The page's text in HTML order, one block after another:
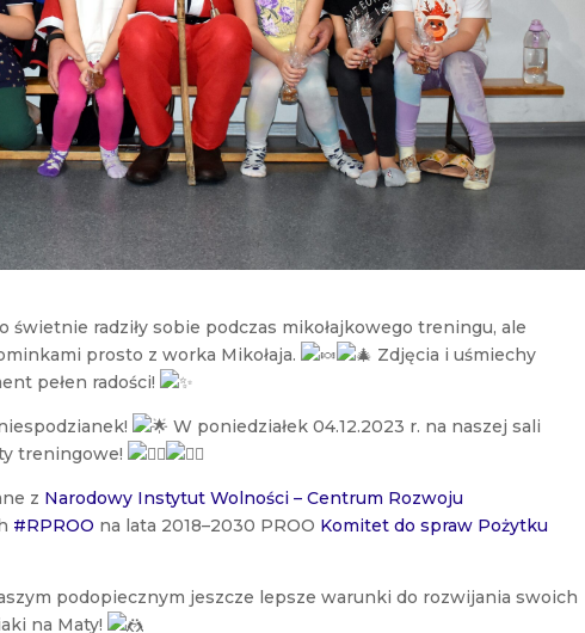
świetnie radziły sobie podczas mikołajkowego treningu, ale
prosto z worka Mikołaja.
Zdjęcia i uśmiechy
pełen radości!
W poniedziałek 04.12.2023 r. na naszej sali
treningowe!
z Narodowy Instytut Wolności – Centrum Rozwoju
#RPROO na lata 2018–2030 PROO Komitet do spraw Pożytku
podopiecznym jeszcze lepsze warunki do rozwijania swoich
na Maty!